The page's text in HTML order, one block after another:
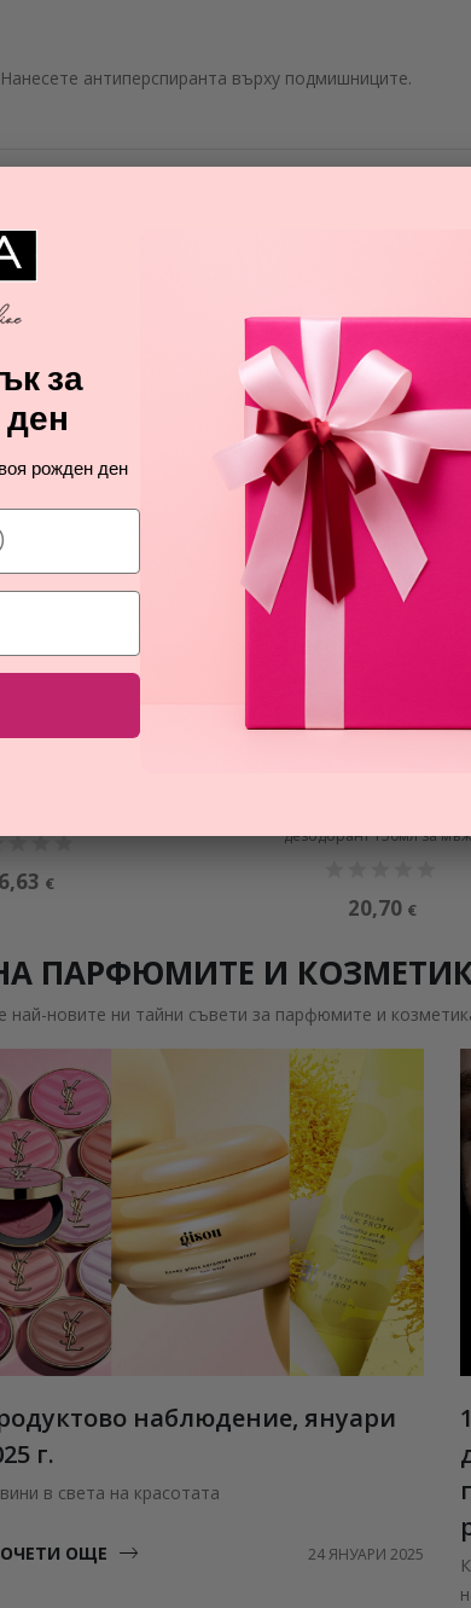
антиперспиранта върху подмишниците.
€
ПРОМОЦИЯ
дезодорант 150мл за
20,70 €
ПАРФЮМИТЕ И
най-новите ни тайни съвети за парфюмите и
наблюдение, януари
г.
в света на красотата
ОЩЕ 24 ЯНУАРИ 2025
за
рожден ден